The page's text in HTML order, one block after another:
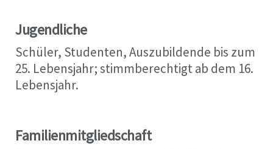
Jugendliche
Schüler, Studenten, Auszubildende bis zum
25. Lebensjahr; stimmberechtigt ab dem 16.
Lebensjahr.
Familienmitgliedschaft